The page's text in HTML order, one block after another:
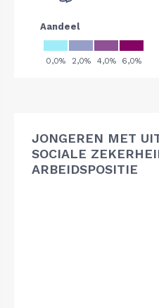
JONGEREN MET
SOCIALE
ARBEIDSPOSITIE